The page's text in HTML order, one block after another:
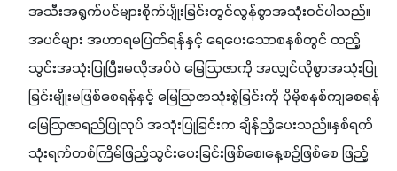
အသီးအရွက်ပင်များစိုက်ပျိုးခြင်းတွင်လွန်စွာအသုံးဝင်ပါသည်။
အပင်များ အဟာရမပြတ်ရန်နှင့် ရေပေးသောစနစ်တွင် ထည့်
သွင်းအသုံးပြုပြီး၊မလိုအပ်ပဲ မြေဩဇာကို အလျှင်လိုစွာအသုံးပြု
ခြင်းမျိုးမဖြစ်စေရန်နှင့် မြေဩဇာသုံးစွဲခြင်းကို ပိုမိုစနစ်ကျစေရန်
မြေဩဇာရည်ပြုလုပ် အသုံးပြုခြင်းက ချိန်ညှိပေးသည်။နှစ်ရက်
သုံးရက်တစ်ကြိမ်ဖြည့်သွင်းပေးခြင်းဖြစ်စေ၊နေ့စဉ်ဖြစ်စေ ဖြည့်